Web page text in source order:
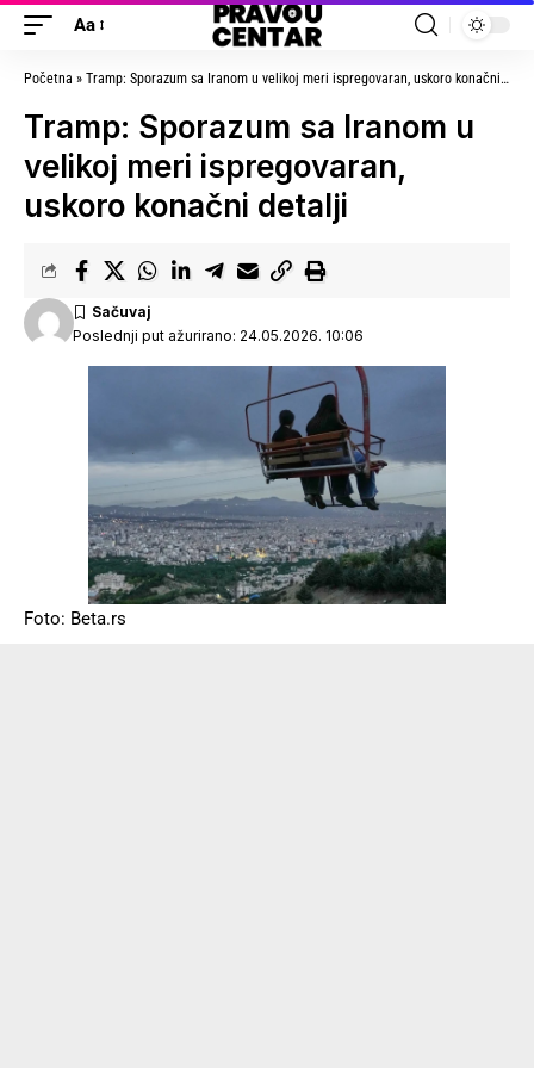
Aa
Početna » Tramp: Sporazum sa Iranom u velikoj meri ispregovaran, uskoro konačni detalji
Tramp: Sporazum sa Iranom u
velikoj meri ispregovaran,
uskoro konačni detalji
Poslednji put ažurirano: 24.05.2026. 10:06
Foto: Beta.rs